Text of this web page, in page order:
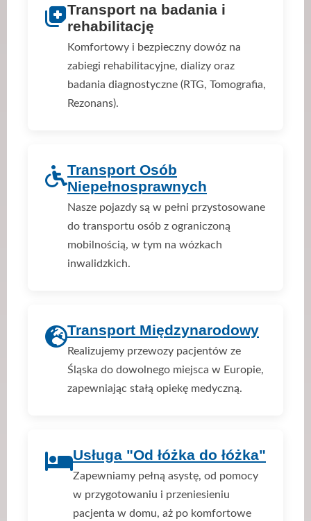
Transport na badania i
rehabilitację
Komfortowy i bezpieczny dowóz na
zabiegi rehabilitacyjne, dializy oraz
badania diagnostyczne (RTG, Tomografia,
Rezonans).
Transport Osób
Niepełnosprawnych
Nasze pojazdy są w pełni przystosowane
do transportu osób z ograniczoną
mobilnością, w tym na wózkach
inwalidzkich.
Transport Międzynarodowy
Realizujemy przewozy pacjentów ze
Śląska do dowolnego miejsca w Europie,
zapewniając stałą opiekę medyczną.
Usługa "Od łóżka do łóżka"
Zapewniamy pełną asystę, od pomocy
w przygotowaniu i przeniesieniu
pacjenta w domu, aż po komfortowe